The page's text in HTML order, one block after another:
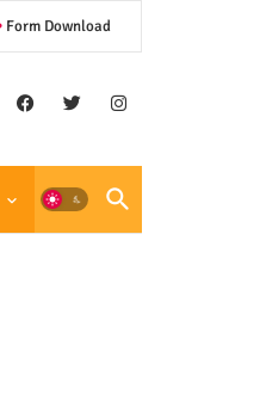
Form Download